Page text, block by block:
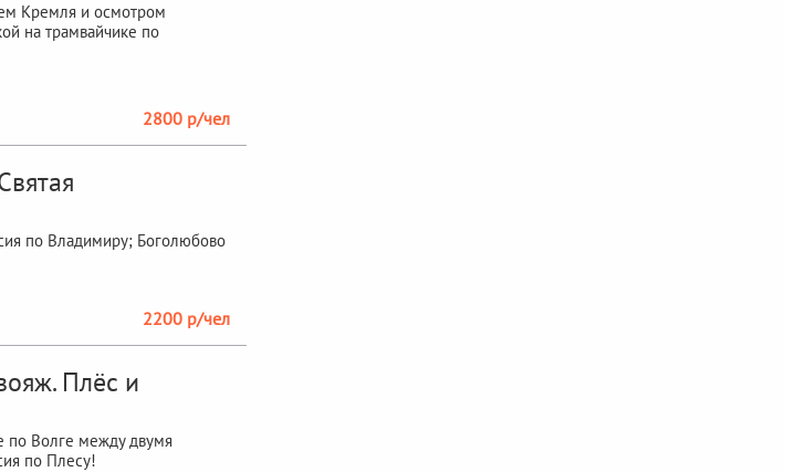
Кремля и осмотром
на трамвайчике по
2800 р/чел
по Владимиру; Боголюбово
2200 р/чел
Плёс и
по Волге между двумя
по Плесу!